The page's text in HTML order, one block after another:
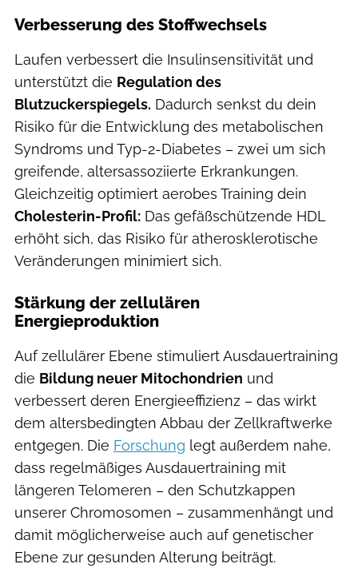
Verbesserung des Stoffwechsels
Laufen verbessert die Insulinsensitivität und
unterstützt die Regulation des
Blutzuckerspiegels. Dadurch senkst du dein
Risiko für die Entwicklung des metabolischen
Syndroms und Typ-2-Diabetes – zwei um sich
greifende, altersassoziierte Erkrankungen.
Gleichzeitig optimiert aerobes Training dein
Cholesterin-Profil: Das gefäßschützende HDL
erhöht sich, das Risiko für atherosklerotische
Veränderungen minimiert sich.
Stärkung der zellulären
Energieproduktion
Auf zellulärer Ebene stimuliert Ausdauertraining
die Bildung neuer Mitochondrien und
verbessert deren Energieeffizienz – das wirkt
dem altersbedingten Abbau der Zellkraftwerke
entgegen. Die Forschung legt außerdem nahe,
dass regelmäßiges Ausdauertraining mit
längeren Telomeren – den Schutzkappen
unserer Chromosomen – zusammenhängt und
damit möglicherweise auch auf genetischer
Ebene zur gesunden Alterung beiträgt.